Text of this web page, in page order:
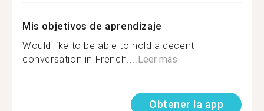
Mis objetivos de aprendizaje
Would like to be able to hold a decent
conversation in French....Leer más
Obtener la app